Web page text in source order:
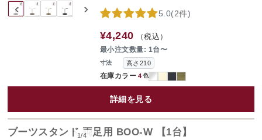
‹ ›
寸法 高さ210
在庫カラー 4色
5.0(2件)
¥4,240 （税込）
最小注文数量: 1台〜
詳細を見る
1/4
ブーツスタンド 両足用 BOO-W 【1台】